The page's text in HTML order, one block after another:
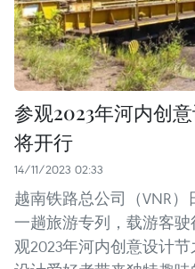
参观2023年河内创
将开行
14/11/2023 02:33
越南铁路总公司（VNR）
一趟旅游专列，载游客
观2023年河内创意设计